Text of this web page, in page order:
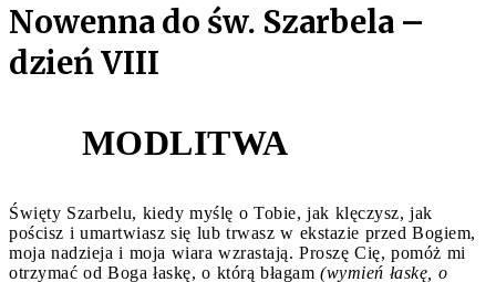
Nowenna do św. Szarbela –
dzień VIII
MODLITWA
Święty Szarbelu, kiedy myślę o Tobie, jak klęczysz, jak
pościsz i umartwiasz się lub trwasz w ekstazie przed Bogiem,
moja nadzieja i moja wiara wzrastają. Proszę Cię, pomóż mi
otrzymać od Boga łaskę, o którą błagam (wymień łaskę, o